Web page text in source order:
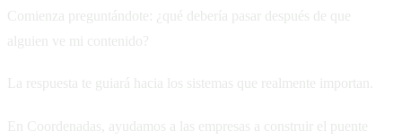
Comienza preguntándote: ¿qué debería pasar después de que
alguien ve mi contenido?
La respuesta te guiará hacia los sistemas que realmente importan.
En Coordenadas, ayudamos a las empresas a construir el puente